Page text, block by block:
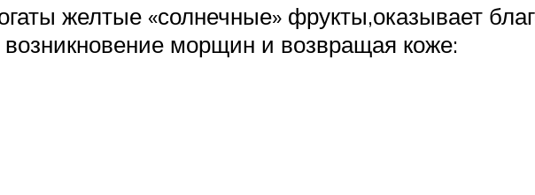
желтые «солнечные» фрукты,оказывает
морщин и возвращая коже: